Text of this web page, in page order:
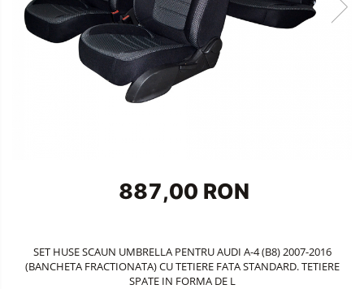
Carcasa Cheie
Accesorii Electronice Auto
Incarcatoare Auto
Organizatoare Auto887,00 RON
SET HUSE SCAUN UMBRELLA PENTRU AUDI A-4 (B8) 2007-2016
(BANCHETA FRACTIONATA) CU TETIERE FATA STANDARD. TETIERE
SPATE IN FORMA DE L